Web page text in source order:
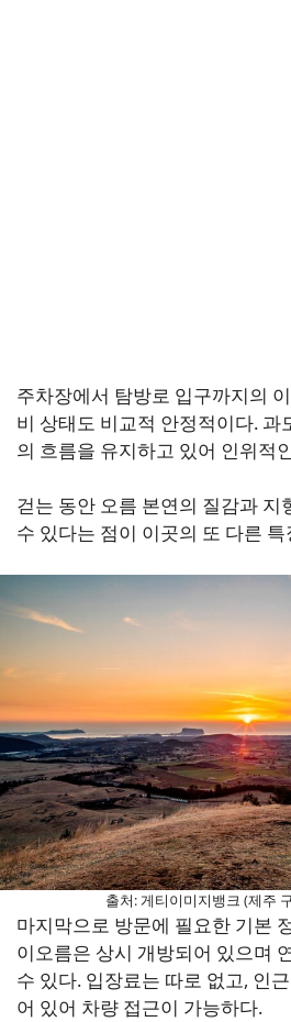
주차장에서 탐방로 입구까지의
비 상태도 비교적 안정적이다. 과
의 흐름을 유지하고 있어 인위적
걷는 동안 오름 본연의 질감과 지
수 있다는 점이 이곳의 또 다른
출처: 게티이미지뱅크 (제주
마지막으로 방문에 필요한 기본
이오름은 상시 개방되어 있으며
수 있다. 입장료는 따로 없고, 인
어 있어 차량 접근이 가능하다.